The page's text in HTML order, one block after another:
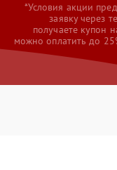
*Условия акции
заявку через
получаете купон
можно оплатить до